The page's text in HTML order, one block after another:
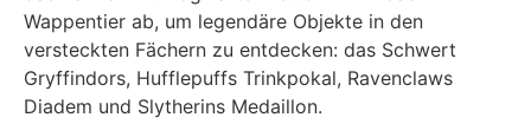
Wappentier ab, um legendäre Objekte in den
versteckten Fächern zu entdecken: das Schwert
Gryffindors, Hufflepuffs Trinkpokal, Ravenclaws
Diadem und Slytherins Medaillon.